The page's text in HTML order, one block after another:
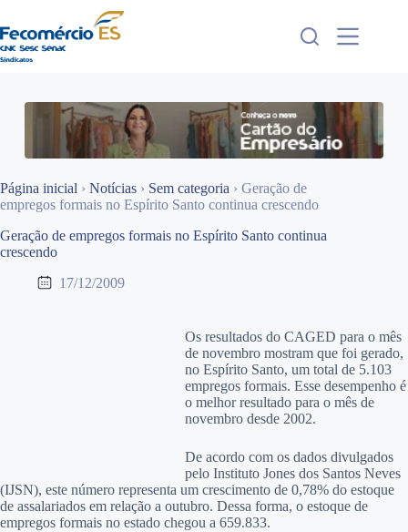
para
o
conteúdo
Página inicial › Notícias › Sem categoria › Geração de
empregos formais no Espírito Santo continua crescendo
Geração de empregos formais no Espírito Santo continua
crescendo
17/12/2009
Os resultados do CAGED para o mês
de novembro mostram que foi gerado,
no Espírito Santo, um total de 5.103
empregos formais. Esse desempenho é
o melhor resultado para o mês de
novembro desde 2002.
De acordo com os dados divulgados
pelo Instituto Jones dos Santos Neves
(IJSN), este número representa um crescimento de 0,78% do estoque
de assalariados em relação a outubro. Dessa forma, o estoque de
empregos formais no estado chegou a 659.833.